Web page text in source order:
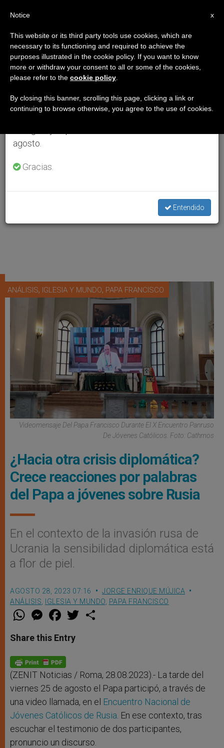
ANÁLISIS, IGLESIA Y MUNDO, PAPA FRANCISCO
Videomensaje Del Papa Francisco Durante El X Encuentro Panruso
De Jóvenes Católicos. Foto: Cathmos
¿Hacia otra crisis diplomática?
Crece reacciones por palabras
del Papa a jóvenes sobre Rusia
En el contexto de la invasión rusa de
Ucrania la sensibilidad diplomática está
a flor de piel.
AGOSTO 28, 2023 07:16
JORGE ENRIQUE MÚJICA
ANÁLISIS IGLESIA Y MUNDO PAPA FRANCISCO
W
t
s
p
p
M
e
s
e
g
e
r
F
a
e
b
o
k
w
Share this Entry
(ZENIT Noticias / Roma, 28.08.2023).- La tarde del
viernes 25 de agosto el Papa participó, a través de
una video llamada, en el Encuentro Nacional de
Jóvenes Católicos de Rusia . En ese contexto, tras
escuchar el testimonio de dos participantes,
pronuncio un discurso.
×
Aviso importante
Del 27 de julio al 7 de agosto haremos la pausa
anual, aprovechando que en el periodo de verano
se generan menos informaciones y también el
agosto.
Gracias.
Entendido
x
Notice
This website or its third party tools use cookies, which are
necessary to its functioning and required to achieve the
purposes illustrated in the cookie policy. If you want to know
more or withdraw your consent to all or some of the cookies,
please refer to the cookie policy
By closing this banner, scrolling this page, clicking a link or
continuing to browse otherwise, you agree to the use of cookies.